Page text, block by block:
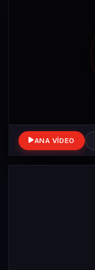
ANA VIDEO